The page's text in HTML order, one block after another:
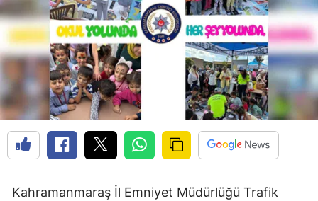
Kahramanmaraş İl Emniyet Müdürlüğü Trafik